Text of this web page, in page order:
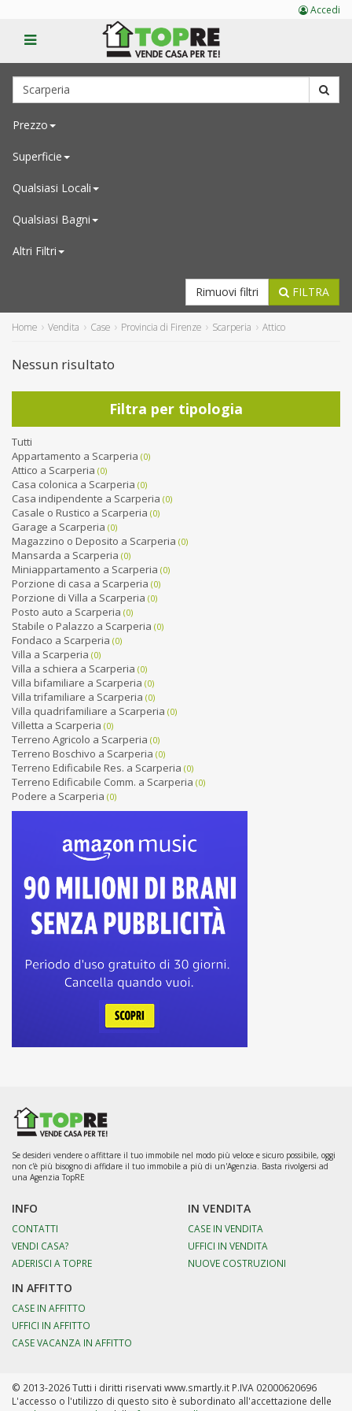
Prezzo
Superficie
Qualsiasi Locali
Qualsiasi Bagni
Altri Filtri
FILTRA
Rimuovi filtri
Home Vendita Case Provincia di Firenze Scarperia Attico
Nessun risultato
Filtra per tipologia
Tutti
Appartamento a Scarperia (0)
Attico a Scarperia (0)
Casa colonica a Scarperia (0)
Casa indipendente a Scarperia (0)
Casale o Rustico a Scarperia (0)
Garage a Scarperia (0)
Magazzino o Deposito a Scarperia (0)
Mansarda a Scarperia (0)
Miniappartamento a Scarperia (0)
Porzione di casa a Scarperia (0)
Porzione di Villa a Scarperia (0)
Posto auto a Scarperia (0)
Stabile o Palazzo a Scarperia (0)
Fondaco a Scarperia (0)
Villa a Scarperia (0)
Villa a schiera a Scarperia (0)
Villa bifamiliare a Scarperia (0)
Villa trifamiliare a Scarperia (0)
Villa quadrifamiliare a Scarperia (0)
Villetta a Scarperia (0)
Terreno Agricolo a Scarperia (0)
Terreno Boschivo a Scarperia (0)
Terreno Edificabile Res. a Scarperia (0)
Terreno Edificabile Comm. a Scarperia (0)
Podere a Scarperia (0)
Se desideri vendere o affittare il tuo immobile nel modo più veloce e sicuro possibile, oggi
non c'è più bisogno di affidare il tuo immobile a più di un'Agenzia. Basta rivolgersi ad
una Agenzia TopRE
INFO
CONTATTI
VENDI CASA?
ADERISCI A TOPRE
IN VENDITA
CASE IN VENDITA
UFFICI IN VENDITA
NUOVE COSTRUZIONI
IN AFFITTO
CASE IN AFFITTO
UFFICI IN AFFITTO
CASE VACANZA IN AFFITTO
© 2013-2026 Tutti i diritti riservati www.smartly.it P.IVA 02000620696
L'accesso o l'utilizzo di questo sito è subordinato all'accettazione delle
Accedi